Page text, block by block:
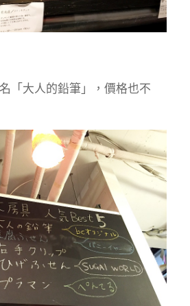
「大人的鉛筆」，價格也不